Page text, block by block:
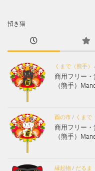
招き猫
くまで（熊手）
商用フリー
（熊手）
酉の市 / くまで
商用フリー
（熊手）
縁起物 / だるま